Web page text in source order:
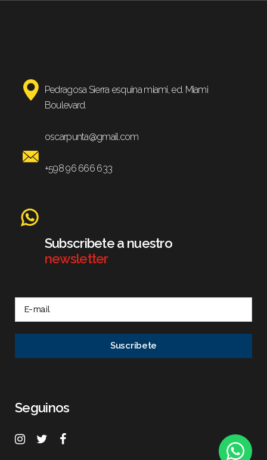
Pedragosa Sierra esquina miami, ed. Miami
Boulevard.
oscarpunta@gmail.com
+598 96 666 633
Subscribete a nuestro
newsletter
Seguinos